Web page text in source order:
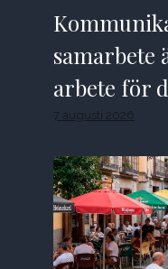
samarbete
arbete för
7 augusti 2026